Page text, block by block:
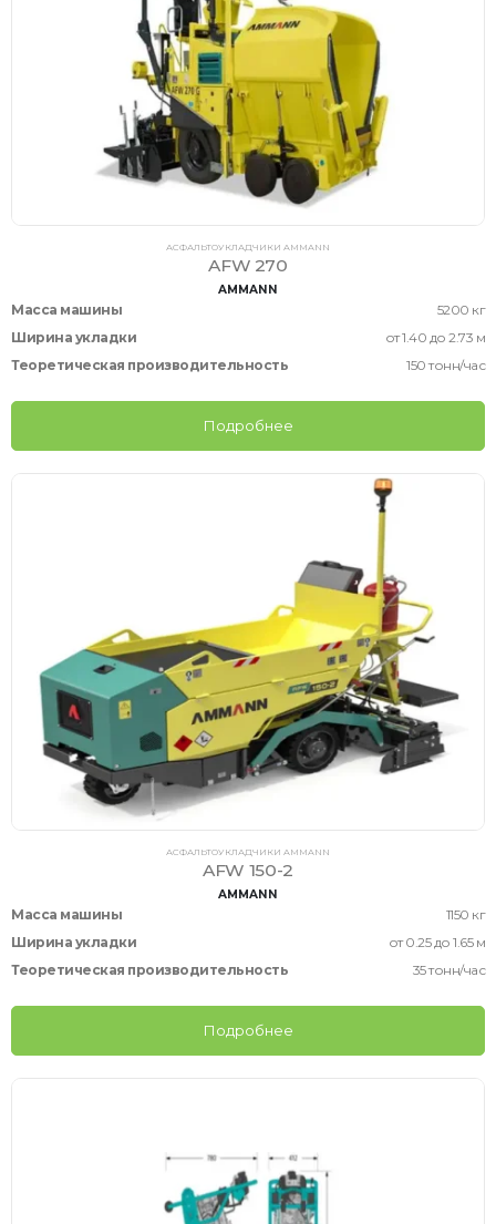
АСФАЛЬТОУКЛАДЧИКИ AMMANN
AFW 270
AMMANN
Масса машины
5200 кг
Ширина укладки
от 1.40 до 2.73 м
Теоретическая производительность
150 тонн/час
Подробнее
АСФАЛЬТОУКЛАДЧИКИ AMMANN
AFW 150-2
AMMANN
Масса машины
1150 кг
Ширина укладки
от 0.25 до 1.65 м
Теоретическая производительность
35 тонн/час
Подробнее